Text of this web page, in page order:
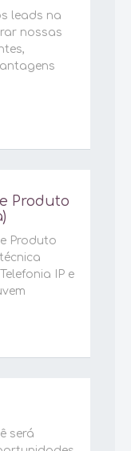
leads na
nossas
Produto
Produto
IP e
será